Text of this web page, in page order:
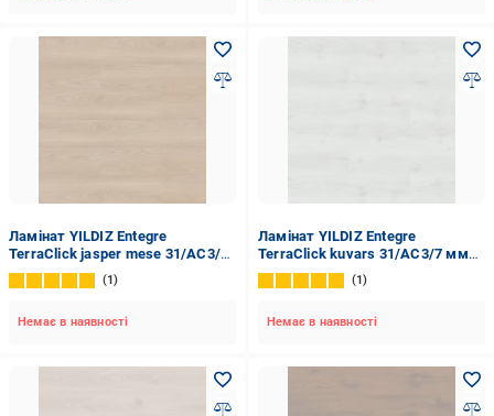
Ламінат YILDIZ Entegre
TerraClick jasper mese 31/AC3/7
мм (SF-31A)
1
Немає в наявності
Ламінат YILDIZ Entegre
TerraClick kuvars 31/AC3/7 мм
(SF-64B)
1
Немає в наявності